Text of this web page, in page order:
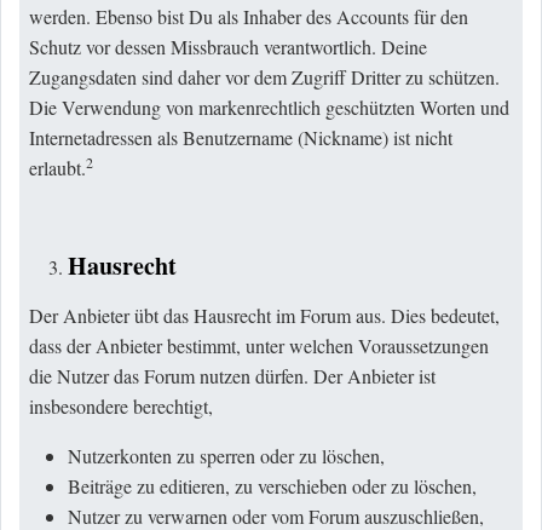
werden. Ebenso bist Du als Inhaber des Accounts für den
Schutz vor dessen Missbrauch verantwortlich. Deine
Zugangsdaten sind daher vor dem Zugriff Dritter zu schützen.
Die Verwendung von markenrechtlich geschützten Worten und
Internetadressen als Benutzername (Nickname) ist nicht
erlaubt.2
Hausrecht
Der Anbieter übt das Hausrecht im Forum aus. Dies bedeutet,
dass der Anbieter bestimmt, unter welchen Voraussetzungen
die Nutzer das Forum nutzen dürfen. Der Anbieter ist
insbesondere berechtigt,
Nutzerkonten zu sperren oder zu löschen,
Beiträge zu editieren, zu verschieben oder zu löschen,
Nutzer zu verwarnen oder vom Forum auszuschließen,